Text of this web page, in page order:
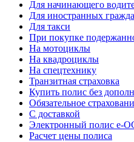
Для начинающего
Для иностранных
Для такси
При покупке
На мотоциклы
На квадроциклы
На спецтехнику
Транзитная страховка
Купить полис без
Обязательное
С доставкой
Электронный полис е-
Расчет цены полиса